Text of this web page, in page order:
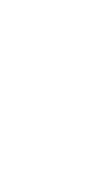
contrôler la